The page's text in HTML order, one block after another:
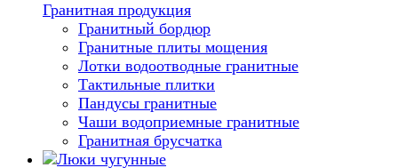
Гранитная продукция
Гранитный бордюр
Гранитные плиты мощения
Лотки водоотводные гранитные
Тактильные плитки
Пандусы гранитные
Чаши водоприемные гранитные
Гранитная брусчатка